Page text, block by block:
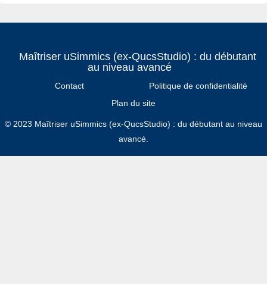
Maîtriser uSimmics (ex-QucsStudio) : du débutant
au niveau avancé
Contact
Politique de confidentialité
Plan du site
© 2023 Maîtriser uSimmics (ex-QucsStudio) : du débutant au niveau
avancé.